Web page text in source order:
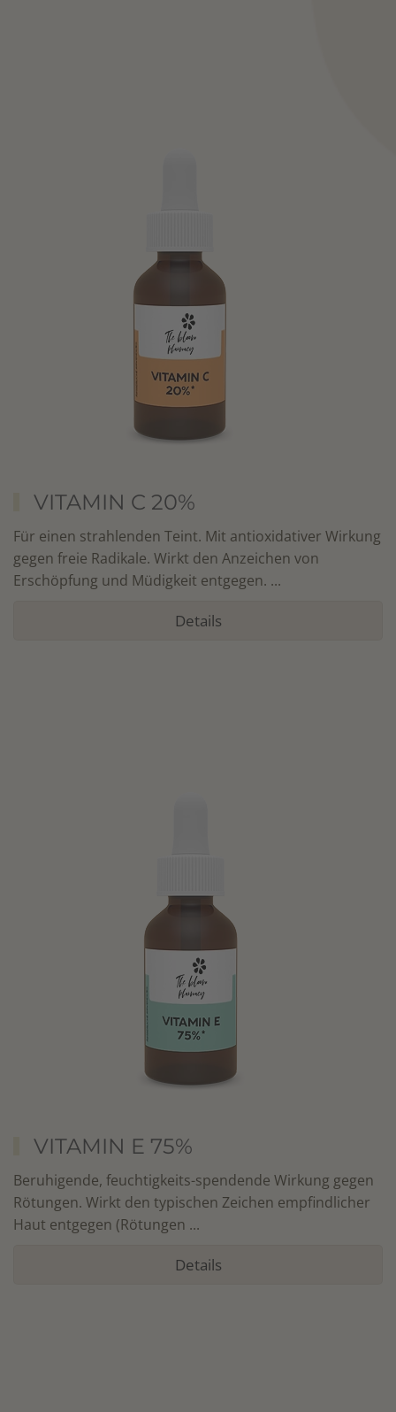
VITAMIN C 20%
Für einen strahlenden Teint. Mit antioxidativer Wirkung
gegen freie Radikale. Wirkt den Anzeichen von
Erschöpfung und Müdigkeit entgegen. ...
Details
VITAMIN E 75%
Beruhigende, feuchtigkeits-spendende Wirkung gegen
Rötungen. Wirkt den typischen Zeichen empfindlicher
Haut entgegen (Rötungen ...
Details